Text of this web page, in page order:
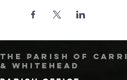
The Parish of
& Whitehead